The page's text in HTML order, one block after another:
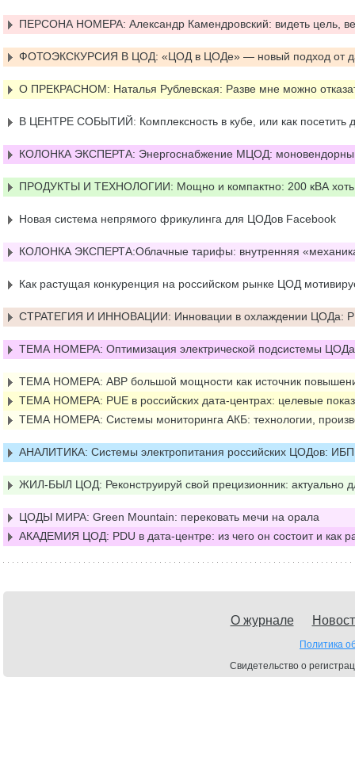
ПЕРСОНА НОМЕРА: Александр Камендровский: видеть цель,
ФОТОЭКСКУРСИЯ В ЦОД: «ЦОД в ЦОДе» — новый подход от
О ПРЕКРАСНОМ: Наталья Рублевская: Разве мне можно
В ЦЕНТРЕ СОБЫТИЙ: Комплексность в кубе, или как посетить
КОЛОНКА ЭКСПЕРТА: Энергоснабжение МЦОД:
ПРОДУКТЫ И ТЕХНОЛОГИИ: Мощно и компактно: 200 кВА хоть
Новая система непрямого фрикулинга для ЦОДов Facebook
КОЛОНКА ЭКСПЕРТА:Облачные тарифы: внутренняя
Как растущая конкуренция на российском рынке ЦОД
СТРАТЕГИЯ И ИННОВАЦИИ: Инновации в охлаждении ЦОДа:
ТЕМА НОМЕРА: Оптимизация электрической подсистемы ЦОДа:
ТЕМА НОМЕРА: АВР большой мощности как источник
ТЕМА НОМЕРА: PUE в российских дата-центрах: целевые
ТЕМА НОМЕРА: Системы мониторинга АКБ: технологии,
АНАЛИТИКА: Системы электропитания российских ЦОДов:
ЖИЛ-БЫЛ ЦОД: Реконструируй свой прецизионник: актуально
ЦОДЫ МИРА: Green Mountain: перековать мечи на орала
АКАДЕМИЯ ЦОД: PDU в дата-центре: из чего он состоит и как
О журнале
Политика
Свидетельство о